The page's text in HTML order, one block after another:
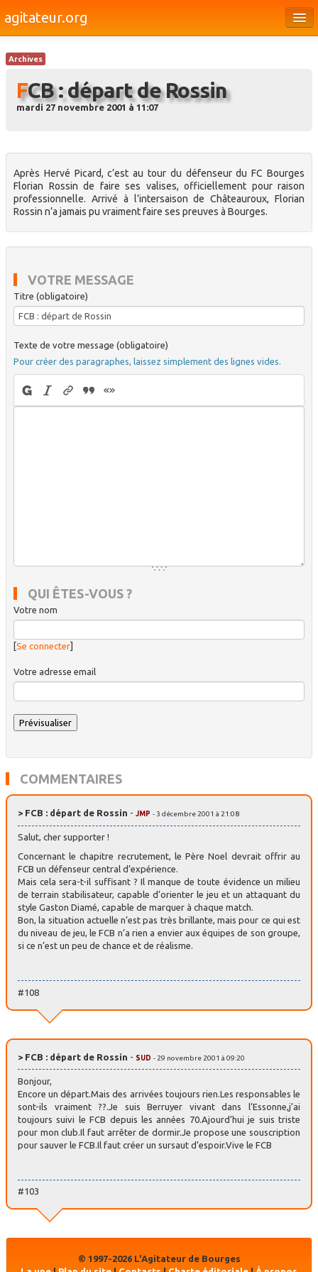
agitateur.org
Société
Médias
Dossiers
Brèves
Archives
FCB : départ de Rossin
mardi 27 novembre 2001 à 11:07
Après Hervé Picard, c’est au tour du défenseur du FC Bourges
Florian Rossin de faire ses valises, officiellement pour raison
professionnelle. Arrivé à l’intersaison de Châteauroux, Florian
Rossin n’a jamais pu vraiment faire ses preuves à Bourges.
VOTRE MESSAGE
Titre (obligatoire)
Texte de votre message (obligatoire)
Pour créer des paragraphes, laissez simplement des lignes vides.
QUI ÊTES-VOUS ?
Votre nom
Se connecter]
Votre adresse email
COMMENTAIRES
> FCB : départ de Rossin - JMP - 3 décembre 2001 à 21:08
Salut, cher supporter !
Concernant le chapitre recrutement, le Père Noel devrait offrir au
FCB un défenseur central d’expérience.
Mais cela sera-t-il suffisant ? Il manque de toute évidence un milieu
de terrain stabilisateur, capable d’orienter le jeu et un attaquant du
style Gaston Diamé, capable de marquer à chaque match.
Bon, la situation actuelle n’est pas très brillante, mais pour ce qui est
du niveau de jeu, le FCB n’a rien a envier aux équipes de son groupe,
si ce n’est un peu de chance et de réalisme.
#108
> FCB : départ de Rossin - SUD - 29 novembre 2001 à 09:20
Bonjour,
Encore un départ.Mais des arrivées toujours rien.Les responsables le
sont-ils vraiment ??.Je suis Berruyer vivant dans l’Essonne,j’ai
toujours suivi le FCB depuis les années 70.Ajourd’hui je suis triste
pour mon club.Il faut arrêter de dormir.Je propose une souscription
pour sauver le FCB.Il faut créer un sursaut d’espoir.Vive le FCB
#103
© 1997-2026 L'Agitateur de Bourges